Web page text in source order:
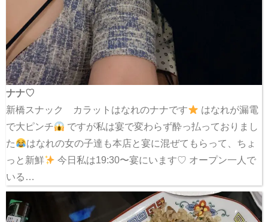
ナナ♡
新橋スナック カラットはなれのナナです
はなれが漏電
で大ピンチ
ですが私は宴で変わらず酔っ払っておりまし
た
はなれの女の子達も本店と宴に混ぜてもらって、ちょ
っと新鮮
今日私は19:30〜宴にいます♡ オープン一人で
いる…